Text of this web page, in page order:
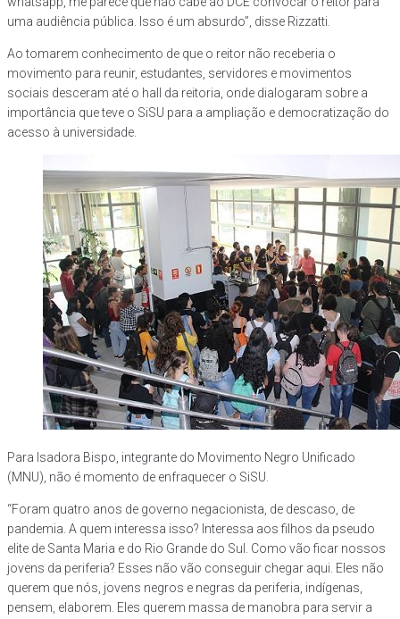
uma audiência pública. Isso é um absurdo”, disse Rizzatti.
Ao tomarem conhecimento de que o reitor não receberia o
movimento para reunir, estudantes, servidores e movimentos
sociais desceram até o hall da reitoria, onde dialogaram sobre a
importância que teve o SiSU para a ampliação e democratização do
acesso à universidade.
Para Isadora Bispo, integrante do Movimento Negro Unificado
(MNU), não é momento de enfraquecer o SiSU.
“Foram quatro anos de governo negacionista, de descaso, de
pandemia. A quem interessa isso? Interessa aos filhos da pseudo
elite de Santa Maria e do Rio Grande do Sul. Como vão ficar nossos
jovens da periferia? Esses não vão conseguir chegar aqui. Eles não
querem que nós, jovens negros e negras da periferia, indígenas,
pensem, elaborem. Eles querem massa de manobra para servir a